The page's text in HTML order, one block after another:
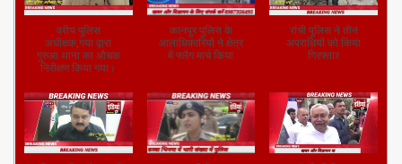
वरीय पुलिस
अधीक्षक,गया द्वारा
गुरुआ थाना का औचक
निरीक्षण किया गया।
कानपुर पुलिस के
आलाधिकारियों ने क्षेत्र
में फ्लैग मार्च किया
रांची पुलिस ने तीन
अपराधियों को किया
गिरफ्तार